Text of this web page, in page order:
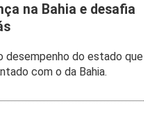
na Bahia e desafia
desempenho do estado que
com o da Bahia.